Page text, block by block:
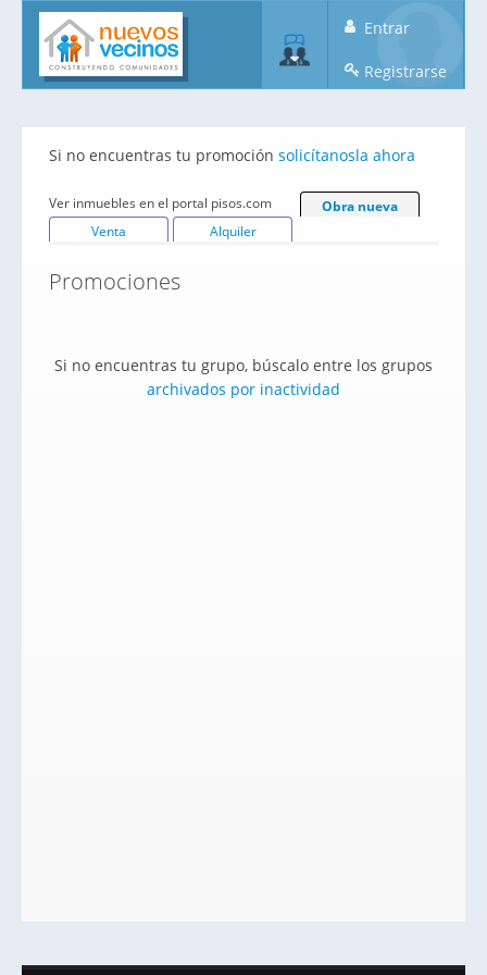
Entrar
Registrarse
Si no encuentras tu promoción solicítanosla ahora
Ver inmuebles en el portal pisos.com
Obra nueva
Venta
Alquiler
Promociones
Si no encuentras tu grupo, búscalo entre los grupos
archivados por inactividad